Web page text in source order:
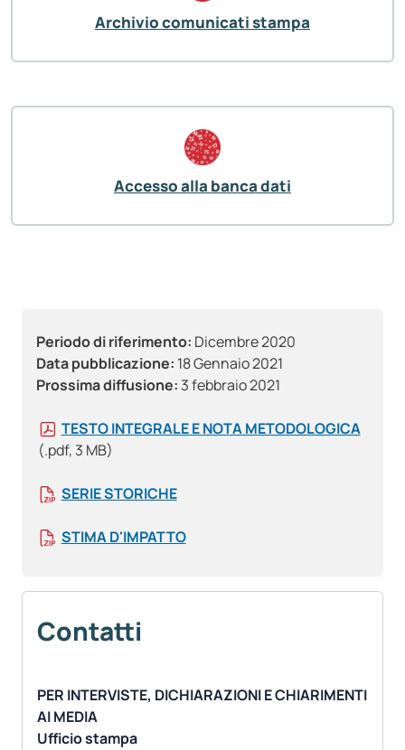
Periodo di riferimento: Dicembre 2020
Data pubblicazione: 18 Gennaio 2021
Prossima diffusione: 3 febbraio 2021
TESTO INTEGRALE E NOTA METODOLOGICA
(.pdf, 3 MB)
SERIE STORICHE
STIMA D'IMPATTO
Contatti
PER INTERVISTE, DICHIARAZIONI E CHIARIMENTI
AI MEDIA
Ufficio stampa
Archivio comunicati stampa
Accesso alla banca dati